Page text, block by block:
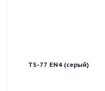
TS-77 EN4 (серый)